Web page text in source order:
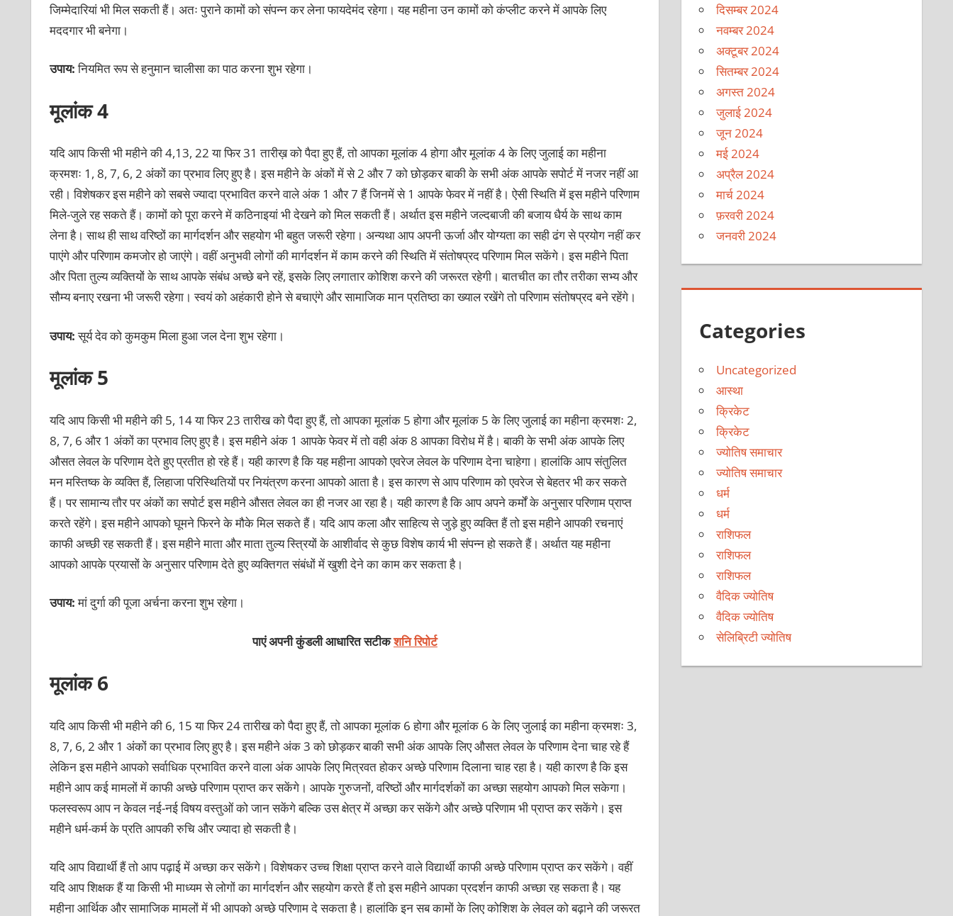
जिम्मेदारियां भी मिल सकती हैं। अतः पुराने कामों को संपन्न कर लेना फायदेमंद रहेगा। यह महीना उन कामों को कंप्लीट करने में आपके लिए
मददगार भी बनेगा।
उपाय:नियमित रूप से हनुमान चालीसा का पाठ करना शुभ रहेगा।
मूलांक 4
यदि आप किसी भी महीने की 4,13, 22 या फिर 31 तारीख़ को पैदा हुए हैं, तो आपका मूलांक 4 होगा और मूलांक 4 के लिए जुलाई का महीना
क्रमशः 1, 8, 7, 6, 2 अंकों का प्रभाव लिए हुए है। इस महीने के अंकों में से 2 और 7 को छोड़कर बाकी के सभी अंक आपके सपोर्ट में नजर नहीं आ
रही। विशेषकर इस महीने को सबसे ज्यादा प्रभावित करने वाले अंक 1 और 7 हैं जिनमें से 1 आपके फेवर में नहीं है। ऐसी स्थिति में इस महीने परिणाम
मिले-जुले रह सकते हैं। कामों को पूरा करने में कठिनाइयां भी देखने को मिल सकती हैं। अर्थात इस महीने जल्दबाजी की बजाय धैर्य के साथ काम
लेना है। साथ ही साथ वरिष्ठों का मार्गदर्शन और सहयोग भी बहुत जरूरी रहेगा। अन्यथा आप अपनी ऊर्जा और योग्यता का सही ढंग से प्रयोग नहीं कर
पाएंगे और परिणाम कमजोर हो जाएंगे। वहीं अनुभवी लोगों की मार्गदर्शन में काम करने की स्थिति में संतोषप्रद परिणाम मिल सकेंगे। इस महीने पिता
और पिता तुल्य व्यक्तियों के साथ आपके संबंध अच्छे बने रहें, इसके लिए लगातार कोशिश करने की जरूरत रहेगी। बातचीत का तौर तरीका सभ्य और
सौम्य बनाए रखना भी जरूरी रहेगा। स्वयं को अहंकारी होने से बचाएंगे और सामाजिक मान प्रतिष्ठा का ख्याल रखेंगे तो परिणाम संतोषप्रद बने रहेंगे।
उपाय:सूर्य देव को कुमकुम मिला हुआ जल देना शुभ रहेगा।
मूलांक 5
यदि आप किसी भी महीने की 5, 14 या फिर 23 तारीख को पैदा हुए हैं, तो आपका मूलांक 5 होगा और मूलांक 5 के लिए जुलाई का महीना क्रमशः 2,
8, 7, 6 और 1 अंकों का प्रभाव लिए हुए है। इस महीने अंक 1 आपके फेवर में तो वही अंक 8 आपका विरोध में है। बाकी के सभी अंक आपके लिए
औसत लेवल के परिणाम देते हुए प्रतीत हो रहे हैं। यही कारण है कि यह महीना आपको एवरेज लेवल के परिणाम देना चाहेगा। हालांकि आप संतुलित
मन मस्तिष्क के व्यक्ति हैं, लिहाजा परिस्थितियों पर नियंत्रण करना आपको आता है। इस कारण से आप परिणाम को एवरेज से बेहतर भी कर सकते
हैं। पर सामान्य तौर पर अंकों का सपोर्ट इस महीने औसत लेवल का ही नजर आ रहा है। यही कारण है कि आप अपने कर्मों के अनुसार परिणाम प्राप्त
करते रहेंगे। इस महीने आपको घूमने फिरने के मौके मिल सकते हैं। यदि आप कला और साहित्य से जुड़े हुए व्यक्ति हैं तो इस महीने आपकी रचनाएं
काफी अच्छी रह सकती हैं। इस महीने माता और माता तुल्य स्त्रियों के आशीर्वाद से कुछ विशेष कार्य भी संपन्न हो सकते हैं। अर्थात यह महीना
आपको आपके प्रयासों के अनुसार परिणाम देते हुए व्यक्तिगत संबंधों में खुशी देने का काम कर सकता है।
उपाय:मां दुर्गा की पूजा अर्चना करना शुभ रहेगा।
पाएं अपनी कुंडली आधारित सटीकशनि रिपोर्ट
मूलांक 6
यदि आप किसी भी महीने की 6, 15 या फिर 24 तारीख को पैदा हुए हैं, तो आपका मूलांक 6 होगा और मूलांक 6 के लिए जुलाई का महीना क्रमशः 3,
8, 7, 6, 2 और 1 अंकों का प्रभाव लिए हुए है। इस महीने अंक 3 को छोड़कर बाकी सभी अंक आपके लिए औसत लेवल के परिणाम देना चाह रहे हैं
लेकिन इस महीने आपको सर्वाधिक प्रभावित करने वाला अंक आपके लिए मित्रवत होकर अच्छे परिणाम दिलाना चाह रहा है। यही कारण है कि इस
महीने आप कई मामलों में काफी अच्छे परिणाम प्राप्त कर सकेंगे। आपके गुरुजनों, वरिष्ठों और मार्गदर्शकों का अच्छा सहयोग आपको मिल सकेगा।
फलस्वरूप आप न केवल नई-नई विषय वस्तुओं को जान सकेंगे बल्कि उस क्षेत्र में अच्छा कर सकेंगे और अच्छे परिणाम भी प्राप्त कर सकेंगे। इस
महीने धर्म-कर्म के प्रति आपकी रुचि और ज्यादा हो सकती है।
यदि आप विद्यार्थी हैं तो आप पढ़ाई में अच्छा कर सकेंगे। विशेषकर उच्च शिक्षा प्राप्त करने वाले विद्यार्थी काफी अच्छे परिणाम प्राप्त कर सकेंगे। वहीं
यदि आप शिक्षक हैं या किसी भी माध्यम से लोगों का मार्गदर्शन और सहयोग करते हैं तो इस महीने आपका प्रदर्शन काफी अच्छा रह सकता है। यह
महीना आर्थिक और सामाजिक मामलों में भी आपको अच्छे परिणाम दे सकता है। हालांकि इन सब कामों के लिए कोशिश के लेवल को बढ़ाने की जरूरत
दिसम्बर 2024
नवम्बर 2024
अक्टूबर 2024
सितम्बर 2024
अगस्त 2024
जुलाई 2024
जून 2024
मई 2024
अप्रैल 2024
मार्च 2024
फ़रवरी 2024
जनवरी 2024
Categories
Uncategorized
आस्था
क्रिकेट
क्रिकेट
ज्योतिष समाचार
ज्योतिष समाचार
धर्म
धर्म
राशिफल
राशिफल
राशिफल
वैदिक ज्योतिष
वैदिक ज्योतिष
सेलिब्रिटी ज्योतिष